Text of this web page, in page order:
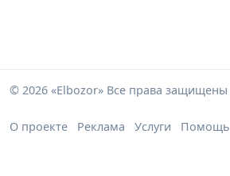
© 2026 «Elbozor» Все права защищены
О проекте Реклама Услуги Помощь